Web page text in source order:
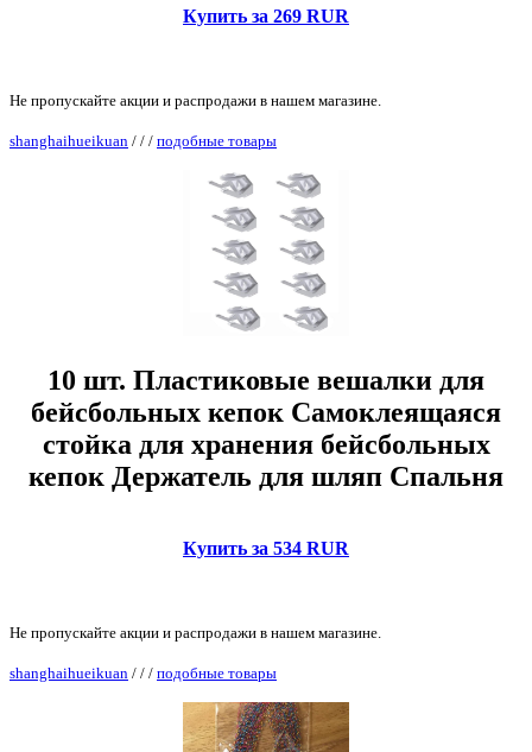
Купить за 269 RUR
Не пропускайте акции и распродажи в нашем магазине.
shanghaihueikuan / / / подобные товары
10 шт. Пластиковые вешалки для
бейсбольных кепок Самоклеящаяся
стойка для хранения бейсбольных
кепок Держатель для шляп Спальня
Купить за 534 RUR
Не пропускайте акции и распродажи в нашем магазине.
shanghaihueikuan / / / подобные товары